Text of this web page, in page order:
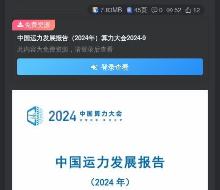
7.83MB 45页 0 52 12
中国运力发展报告（2024年）算力大会2024-9
此内容为免费资源，请登录后查看
登录查看
免费资源